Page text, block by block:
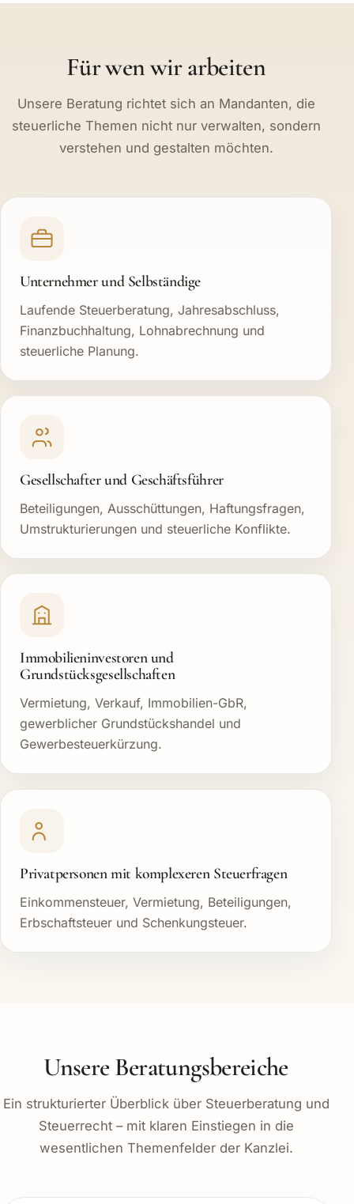
Für wen wir arbeiten
Unsere Beratung richtet sich an Mandanten, die
steuerliche Themen nicht nur verwalten, sondern
verstehen und gestalten möchten.
Unternehmer und Selbständige
Laufende Steuerberatung, Jahresabschluss,
Finanzbuchhaltung, Lohnabrechnung und
steuerliche Planung.
Gesellschafter und Geschäftsführer
Beteiligungen, Ausschüttungen, Haftungsfragen,
Umstrukturierungen und steuerliche Konflikte.
Immobilieninvestoren und
Grundstücksgesellschaften
Vermietung, Verkauf, Immobilien-GbR,
gewerblicher Grundstückshandel und
Gewerbesteuerkürzung.
Privatpersonen mit komplexeren Steuerfragen
Einkommensteuer, Vermietung, Beteiligungen,
Erbschaftsteuer und Schenkungsteuer.
Unsere Beratungsbereiche
Ein strukturierter Überblick über Steuerberatung und
Steuerrecht – mit klaren Einstiegen in die
wesentlichen Themenfelder der Kanzlei.